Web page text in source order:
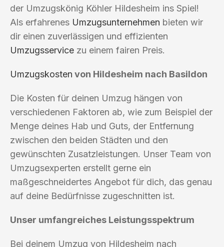
der Umzugskönig Köhler Hildesheim ins Spiel!
Als erfahrenes Umzugsunternehmen bieten wir
dir einen zuverlässigen und effizienten
Umzugsservice zu einem fairen Preis.
Umzugskosten von Hildesheim nach Basildon
Die Kosten für deinen Umzug hängen von
verschiedenen Faktoren ab, wie zum Beispiel der
Menge deines Hab und Guts, der Entfernung
zwischen den beiden Städten und den
gewünschten Zusatzleistungen. Unser Team von
Umzugsexperten erstellt gerne ein
maßgeschneidertes Angebot für dich, das genau
auf deine Bedürfnisse zugeschnitten ist.
Unser umfangreiches Leistungsspektrum
Bei deinem Umzug von Hildesheim nach